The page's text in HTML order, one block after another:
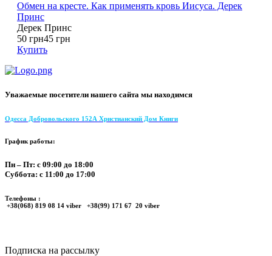
Обмен на кресте. Как применять кровь Иисуса. Дерек
Принс
Дерек Принс
50 грн45 грн
Купить
Уважаемые посетители нашего сайта мы находимся
Одесса Добровольского 152А Христианский Дом Книги
График работы:
Пн – Пт: с 09:00 до 18:00
Суббота: с 11:00 до 17:00
Телефоны :
+38(068) 819 08 14 viber +38(99) 171 67 20 viber
Подписка на рассылку